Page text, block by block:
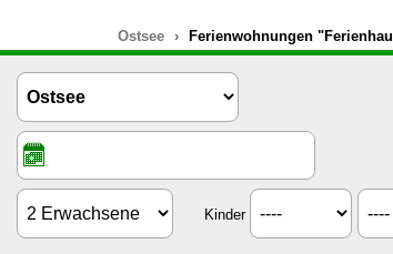
Ostsee Ferienwohnungen
Kinder